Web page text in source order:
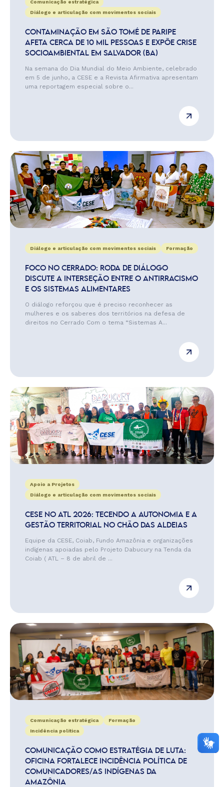
Comunicação estratégica
Diálogo e articulação com movimentos sociais
CONTAMINAÇÃO EM SÃO TOMÉ DE PARIPE
AFETA CERCA DE 10 MIL PESSOAS E EXPÕE CRISE
SOCIOAMBIENTAL EM SALVADOR (BA)
Na semana do Dia Mundial do Meio Ambiente, celebrado
em 5 de junho, a CESE e a Revista Afirmativa apresentam
uma reportagem especial sobre o...
Diálogo e articulação com movimentos sociais Formação
FOCO NO CERRADO: RODA DE DIÁLOGO
DISCUTE A INTERSEÇÃO ENTRE O ANTIRRACISMO
E OS SISTEMAS ALIMENTARES
O diálogo reforçou que é preciso reconhecer as
mulheres e os saberes dos territórios na defesa de
direitos no Cerrado Com o tema “Sistemas A...
Apoio a Projetos
Diálogo e articulação com movimentos sociais
CESE NO ATL 2026: TECENDO A AUTONOMIA E A
GESTÃO TERRITORIAL NO CHÃO DAS ALDEIAS
Equipe da CESE, Coiab, Fundo Amazônia e organizações
indígenas apoiadas pelo Projeto Dabucury na Tenda da
Coiab ( ATL – 8 de abril de ...
Comunicação estratégica
Formação
Incidência política
COMUNICAÇÃO COMO ESTRATÉGIA DE LUTA:
OFICINA FORTALECE INCIDÊNCIA POLÍTICA DE
COMUNICADORES/AS INDÍGENAS DA
AMAZÔNIA